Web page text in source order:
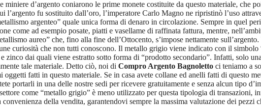
d’argento coniarono le prime monete costituite da questo materiale, che
fu sostituito dall’oro, l’imperatore Carlo Magno ne ripristinò l’uso
argenteo” quale unica forma di denaro in circolazione. Sempre in quel
come ad esempio posate, piatti e vasellame di raffinata fattura, mentre,
aureo” che, fino alla fine dell’Ottocento, s’impose nettamente
curiosità che non tutti conoscono. Il metallo grigio viene indicato con il
dai quali viene estratto sotto forma di “prodotto secondario”. Infatti, solo
tale materiale. Detto ciò, noi di Compro Argento Bagnoletto ci teniamo a
fatti in questo materiale. Se in casa avete collane ed anelli fatti di questo
portarli in una delle nostre sedi per ricevere gratuitamente e senza alcun tipo
come “metallo grigio” è meno utilizzato per questa tipologia di transazioni,
della vendita, garantendovi sempre la massima valutazione dei pezzi